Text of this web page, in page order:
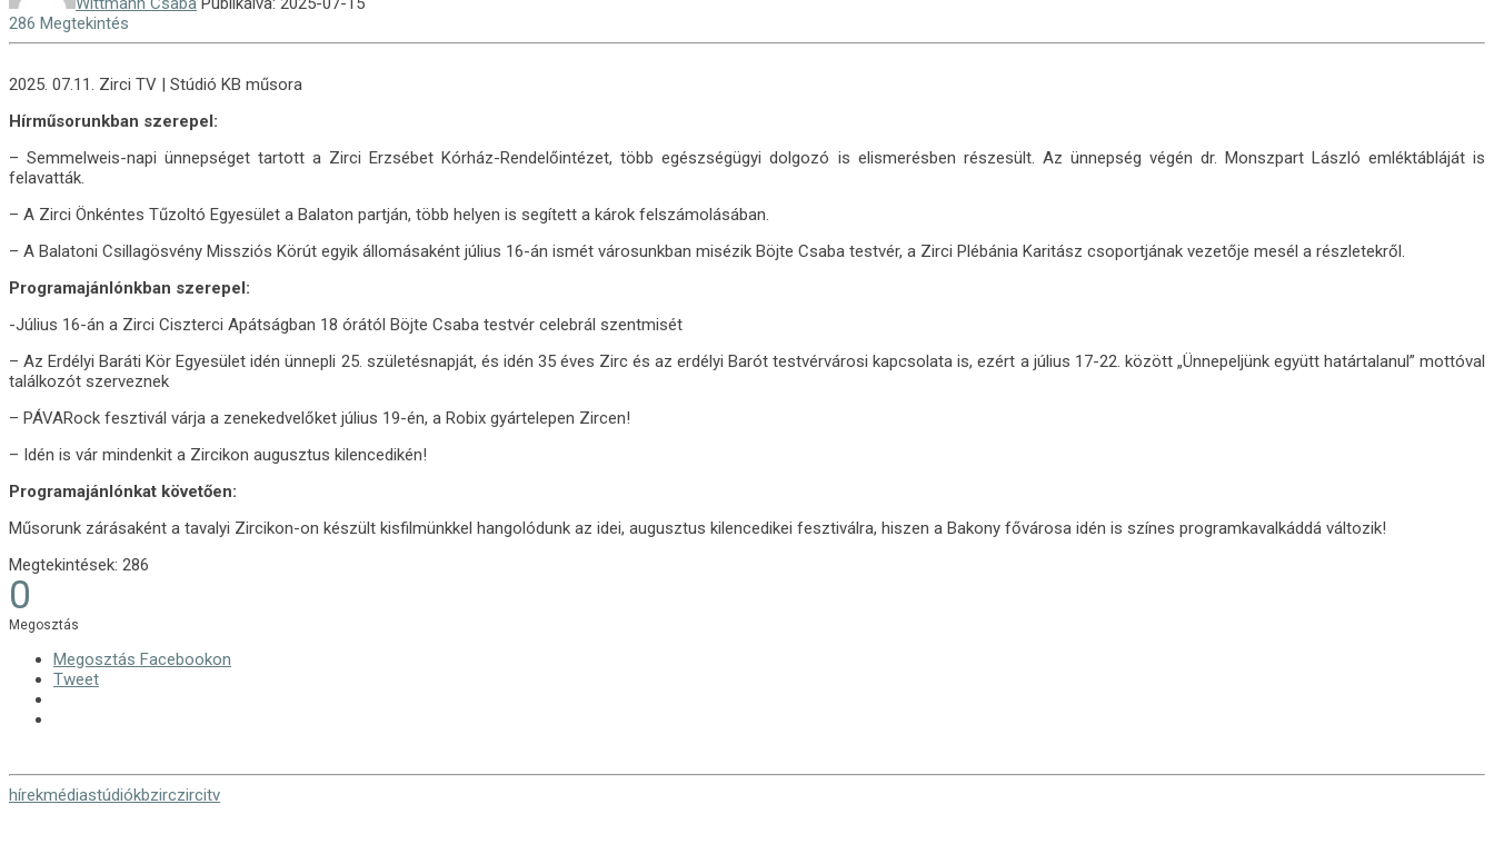
286 Megtekintés
2025. 07.11. Zirci TV | Stúdió KB műsora
Hírműsorunkban szerepel:
– Semmelweis-napi ünnepséget tartott a Zirci Erzsébet Kórház-Rendelőintézet, több egészségügyi dolgozó is elismerésben részesült. Az ünnepség végén dr. Monszpart László emléktábláját is
felavatták.
– A Zirci Önkéntes Tűzoltó Egyesület a Balaton partján, több helyen is segített a károk felszámolásában.
– A Balatoni Csillagösvény Missziós Körút egyik állomásaként július 16-án ismét városunkban misézik Böjte Csaba testvér, a Zirci Plébánia Karitász csoportjának vezetője mesél a részletekről.
Programajánlónkban szerepel:
-Július 16-án a Zirci Ciszterci Apátságban 18 órától Böjte Csaba testvér celebrál szentmisét
– Az Erdélyi Baráti Kör Egyesület idén ünnepli 25. születésnapját, és idén 35 éves Zirc és az erdélyi Barót testvérvárosi kapcsolata is, ezért a július 17-22. között „Ünnepeljünk együtt határtalanul” mottóval
találkozót szerveznek
– PÁVARock fesztivál várja a zenekedvelőket július 19-én, a Robix gyártelepen Zircen!
– Idén is vár mindenkit a Zircikon augusztus kilencedikén!
Programajánlónkat követően:
Műsorunk zárásaként a tavalyi Zircikon-on készült kisfilmünkkel hangolódunk az idei, augusztus kilencedikei fesztiválra, hiszen a Bakony fővárosa idén is színes programkavalkáddá változik!
Megtekintések: 286
0
Megosztás
Megosztás Facebookon
Tweet
hírekmédiastúdiókbzirczircitv